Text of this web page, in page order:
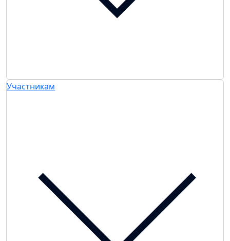
Участникам